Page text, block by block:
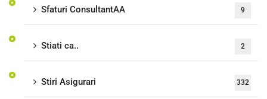
Sfaturi ConsultantAA 9
Stiati ca.. 2
Stiri Asigurari 332